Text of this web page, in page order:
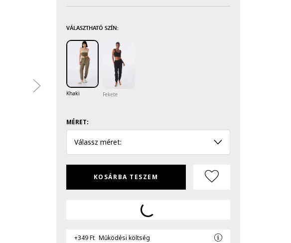
VÁLASZTHATÓ SZÍN:
Khaki Fekete
MÉRET:
Válassz méret:
KOSÁRBA TESZEM
+349 Ft Működési költség